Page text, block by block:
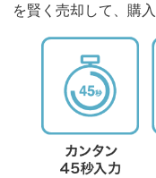
を賢く売却して、購